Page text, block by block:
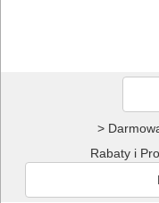
>
Rabaty i